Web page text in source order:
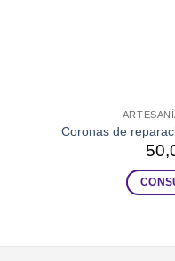
Coronas de